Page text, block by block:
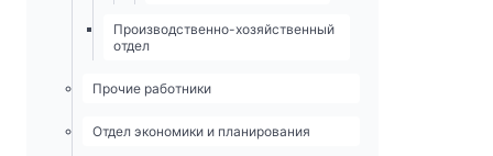
Производственно-хозяйственный
отдел
Прочие работники
Отдел экономики и планирования